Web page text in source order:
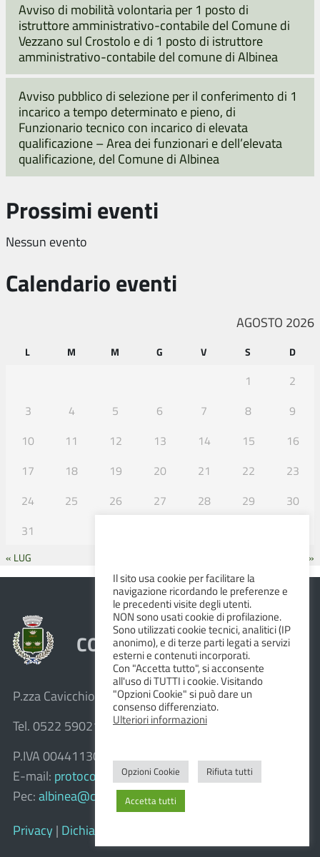
Avviso di mobilità volontaria per 1 posto di
istruttore amministrativo-contabile del Comune di
Vezzano sul Crostolo e di 1 posto di istruttore
amministrativo-contabile del comune di Albinea
Avviso pubblico di selezione per il conferimento di 1
incarico a tempo determinato e pieno, di
Funzionario tecnico con incarico di elevata
qualificazione – Area dei funzionari e dell’elevata
qualificazione, del Comune di Albinea
Prossimi eventi
Nessun evento
Calendario eventi
AGOSTO 2026
L M M G V S D
1
2
3
4 5 6 7 8
9
10
11 12 13 14 15
16
17
18 19 20 21 22
23
24
25 26 27 28 29
30
31
« LUG SET »
COMUNE DI ALBINEA
P.zza Cavicchioni, 8 – 42020 Albinea (R.E.)
Tel. 0522 590211 – Fax 0522 590236
P.IVA 00441130358
E-mail: protocollo@comune.albinea.re.it
Pec: albinea@cert.provincia.re.it
Privacy | Dichiarazione di accessibilità e feedback
Il sito usa cookie per facilitare la
navigazione ricordando le preferenze e
le precedenti visite degli utenti.
NON sono usati cookie di profilazione.
Sono utilizzati cookie tecnici, analitici (IP
anonimo), e di terze parti legati a servizi
esterni e contenuti incorporati.
Con "Accetta tutto", si acconsente
all'uso di TUTTI i cookie. Visitando
"Opzioni Cookie" si può dare un
consenso differenziato.
Ulteriori informazioni
Opzioni Cookie Rifiuta tutti
Accetta tutti